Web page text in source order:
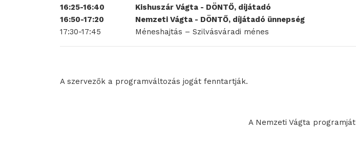
16:25-16:40
Kishuszár Vágta - DÖNTŐ, díjátadó
16:50-17:20
Nemzeti Vágta - DÖNTŐ, díjátadó ünnepség
17:30-17:45
Méneshajtás – Szilvásváradi ménes
A szervezők a programváltozás jogát fenntartják.
A Nemzeti Vágta programját